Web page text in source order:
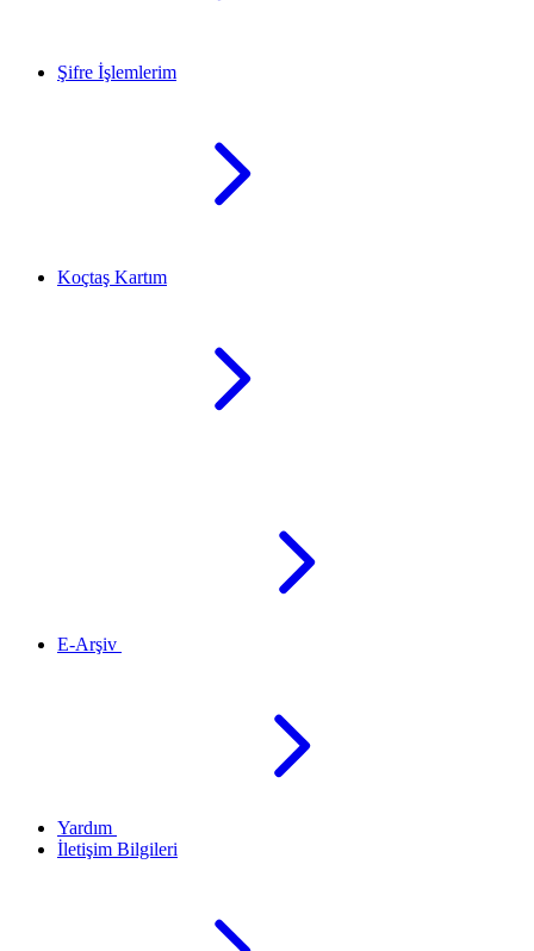
Şifre İşlemlerim
Koçtaş Kartım
E-Arşiv
Yardım
İletişim Bilgileri